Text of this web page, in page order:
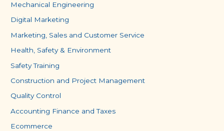
Mechanical Engineering
Digital Marketing
Marketing, Sales and Customer Service
Health, Safety & Environment
Safety Training
Construction and Project Management
Quality Control
Accounting Finance and Taxes
Ecommerce